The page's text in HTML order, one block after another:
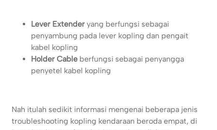
Lever Extender yang berfungsi sebagai
penyambung pada lever kopling dan pengait
kabel kopling
Holder Cable berfungsi sebagai penyangga
penyetel kabel kopling
Nah itulah sedikit informasi mengenai beberapa jenis
troubleshooting kopling kendaraan beroda empat, di